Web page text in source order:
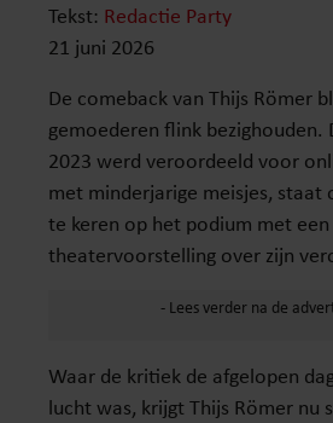
Tekst: Redactie Party
21 juni 2026
De comeback van Thijs Römer
gemoederen flink bezighouden.
2023 werd veroordeeld voor
met minderjarige meisjes, staat
te keren op het podium met
theatervoorstelling over zijn
Waar de kritiek de afgelopen
lucht was, krijgt Thijs Römer nu